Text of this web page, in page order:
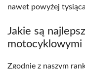
nawet powyżej
Jakie są
motocyklowymi
Zgodnie z naszym